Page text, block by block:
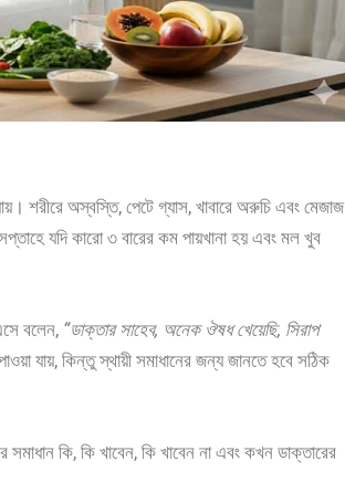
শরীরে অস্বস্তি, পেটে গ্যাস, খাবারে অরুচি এবং মেজাজ
যদি কারো ৩ বারের কম পায়খানা হয় এবং মল খুব
বলেন, “ডাক্তার সাহেব, অনেক ঔষধ খেয়েছি, সিরাপ
যায়, কিন্তু স্থায়ী সমাধানের জন্য জানতে হবে সঠিক
কি, কি খাবেন, কি খাবেন না এবং কখন ডাক্তারের